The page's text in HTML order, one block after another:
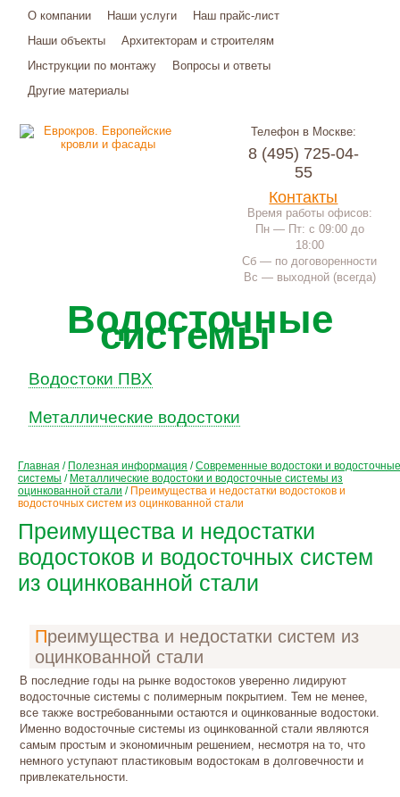
О компании Наши услуги
Наш прайс-лист
Наши объекты
Архитекторам и строителям
Инструкции по монтажу
Вопросы и ответы
Другие материалы
Телефон в Москве:
8 (495) 725-04-
55
Контакты
Время работы офисов:
Пн — Пт: с 09:00 до
18:00
Сб — по договоренности
Вс — выходной (всегда)
Водосточные
системы
Водостоки ПВХ
Металлические водостоки
Главная / Полезная информация /Современные водостоки и водосточные
системы / Металлические водостоки и водосточные системы из
оцинкованной стали / Преимущества и недостатки водостоков и
водосточных систем из оцинкованной стали
Преимущества и недостатки
водостоков и водосточных систем
из оцинкованной стали
Преимущества и недостатки систем из
оцинкованной стали
В последние годы на рынке водостоков уверенно лидируют
водосточные системы с полимерным покрытием. Тем не менее,
все также востребованными остаются и оцинкованные водостоки.
Именно водосточные системы из оцинкованной стали являются
самым простым и экономичным решением, несмотря на то, что
немного уступают пластиковым водостокам в долговечности и
привлекательности.